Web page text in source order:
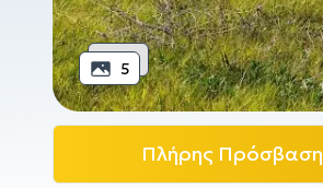
5
Πλήρης Πρόσβαση